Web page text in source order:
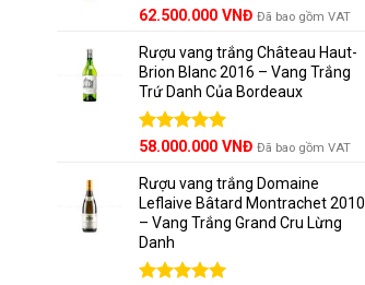
Giá
là:
65.000.000 VNĐ.
62.500.000 VNĐGiá
tại
là:
62.500.000 VNĐ.
Đã bao gồm VAT
Rượu vang trắng Château Haut-
Brion Blanc 2016 – Vang Trắng
Trứ Danh Của Bordeaux
Được xếp
5 sao
58.000.000 VNĐ Đã bao gồm VAT
Rượu vang trắng Domaine
Leflaive Bâtard Montrachet 2010
– Vang Trắng Grand Cru Lừng
Danh